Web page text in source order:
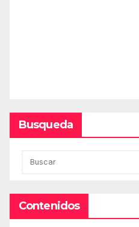
Busqueda
Contenidos